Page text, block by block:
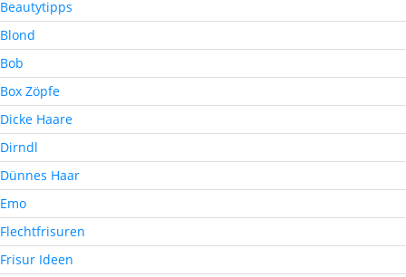
Beautytipps
Blond
Bob
Box Zöpfe
Dicke Haare
Dirndl
Dünnes Haar
Emo
Flechtfrisuren
Frisur Ideen